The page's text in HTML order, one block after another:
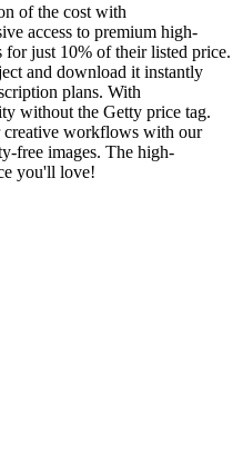
of the cost with
access to premium high-
for just 10% of their listed price.
and download it instantly
plans. With
without the Getty price tag.
creative workflows with our
free images. The high-
you'll love!